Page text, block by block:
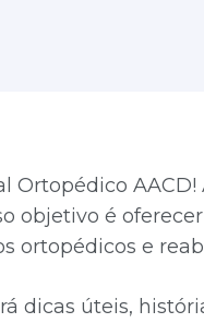
Ortopédico
objetivo é
ortopédicos e
dicas úteis,